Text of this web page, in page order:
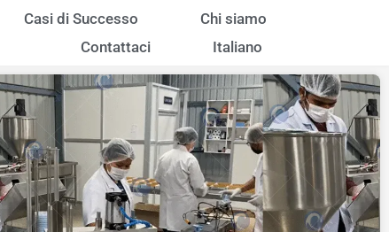
Casi di Successo
Chi siamo
Contattaci
Italiano